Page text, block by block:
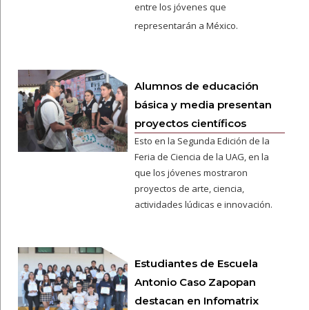
entre los jóvenes que
representarán a México.
Alumnos de educación
básica y media presentan
proyectos científicos
Esto en la Segunda Edición de la
Feria de Ciencia de la UAG, en la
que los jóvenes mostraron
proyectos de arte, ciencia,
actividades lúdicas e innovación.
Estudiantes de Escuela
Antonio Caso Zapopan
destacan en Infomatrix